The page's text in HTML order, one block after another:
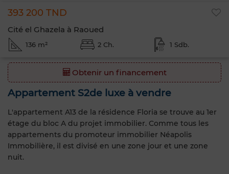
393 200 TND
Cité el Ghazela à Raoued
136 m² 2 Ch. 1 Sdb.
Obtenir un financement
Appartement S2de luxe à vendre
L'appartement A13 de la résidence Floria se trouve au 1er
étage du bloc A du projet immobilier. Comme tous les
appartements du promoteur immobilier Néapolis
Immobilière, il est divisé en une zone jour et une zone
nuit.